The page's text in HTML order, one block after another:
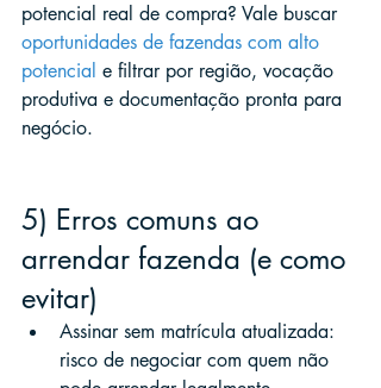
potencial real de compra? Vale buscar
oportunidades de fazendas com alto
potencial e filtrar por região, vocação
produtiva e documentação pronta para
negócio.
5) Erros comuns ao
arrendar fazenda (e como
evitar)
Assinar sem matrícula atualizada:
risco de negociar com quem não